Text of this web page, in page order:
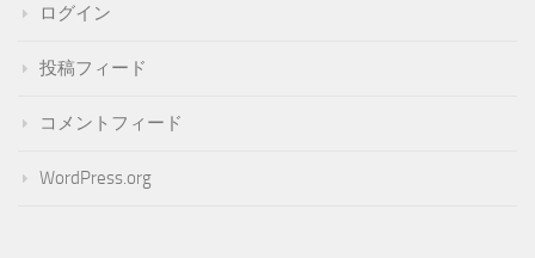
ログイン
投稿フィード
コメントフィード
WordPress.org